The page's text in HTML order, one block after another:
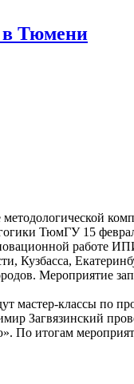
в Тюмени
ТюмГУ 15
работе
Кузбасса,
Мероприятие
мастер-классы по
Загвязинский
По итогам